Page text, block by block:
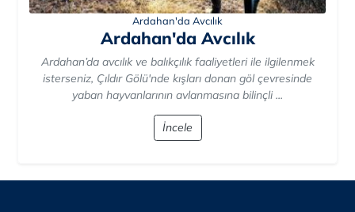
Ardahan'da Avcılık
Ardahan'da Avcılık
Ardahan’da avcılık ve balıkçılık faaliyetleri ile ilgilenmek
isterseniz, Çıldır Gölü'nde kışları donan göl çevresinde
yaban hayvanlarının avlanmasına bilinçli ...
İncele